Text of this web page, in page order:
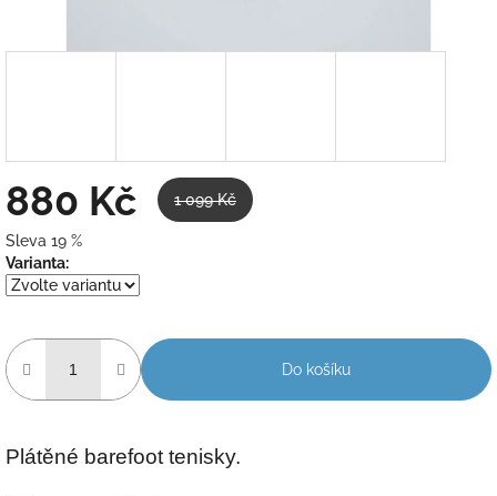
880 Kč 1 099 Kč
Sleva 19 %
Měrná
cena:
Varianta:
Do košíku
Plátěné barefoot tenisky.